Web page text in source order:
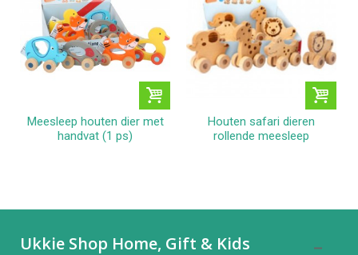
Meesleep houten dier met
handvat (1 ps)
Houten safari dieren
rollende meesleep
Ukkie Shop Home, Gift & Kids